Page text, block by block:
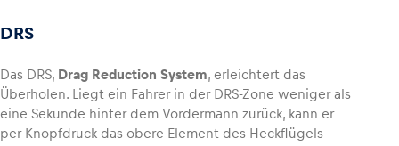
DRS
Das DRS, Drag Reduction System, erleichtert das
Überholen. Liegt ein Fahrer in der DRS-Zone weniger als
eine Sekunde hinter dem Vordermann zurück, kann er
per Knopfdruck das obere Element des Heckflügels